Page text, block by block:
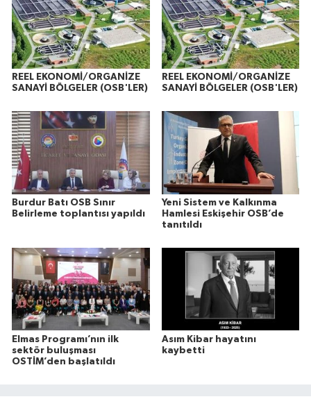
REEL EKONOMİ/ORGANİZE
SANAYİ BÖLGELER (OSB'LER)
REEL EKONOMİ/ORGANİZE
SANAYİ BÖLGELER (OSB'LER)
Burdur Batı OSB Sınır
Belirleme toplantısı yapıldı
Yeni Sistem ve Kalkınma
Hamlesi Eskişehir OSB’de
tanıtıldı
Elmas Programı’nın ilk
sektör buluşması
OSTİM’den başlatıldı
Asım Kibar hayatını
kaybetti